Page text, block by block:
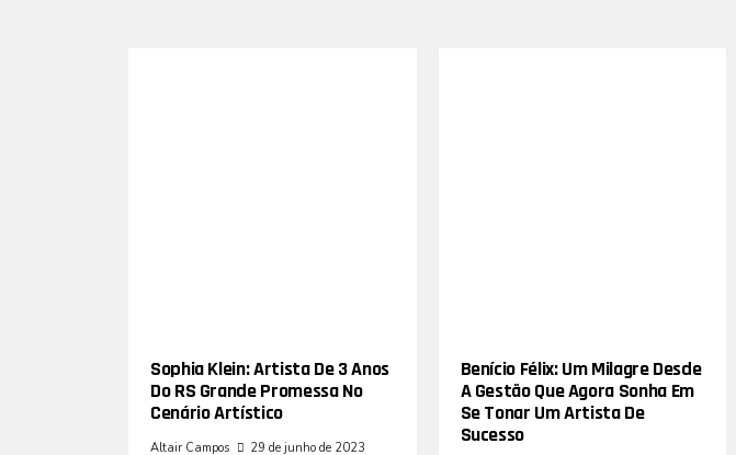
Sophia Klein: Artista De 3 Anos
Do RS Grande Promessa No
Cenário Artístico
Altair Campos 29 de junho de 2023
Benício Félix: Um Milagre Desde
A Gestão Que Agora Sonha Em
Se Tonar Um Artista De
Sucesso